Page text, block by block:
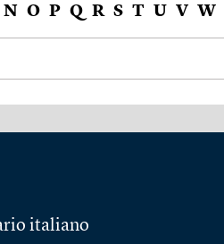
N O P Q R S T U V W
italiano